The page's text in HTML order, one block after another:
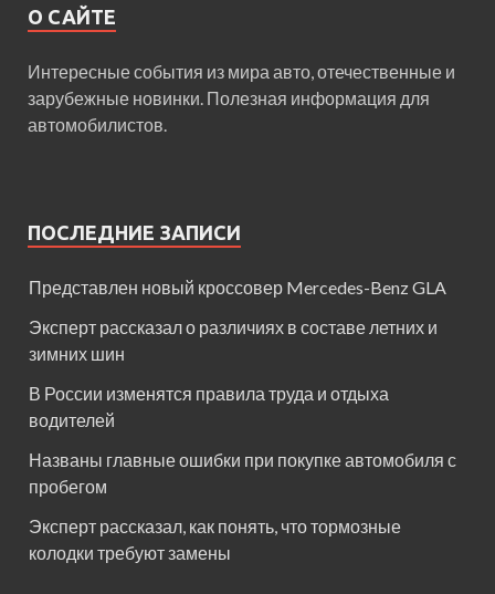
О САЙТЕ
Интересные события из мира авто, отечественные и
зарубежные новинки. Полезная информация для
автомобилистов.
ПОСЛЕДНИЕ ЗАПИСИ
Представлен новый кроссовер Mercedes-Benz GLA
Эксперт рассказал о различиях в составе летних и
зимних шин
В России изменятся правила труда и отдыха
водителей
Названы главные ошибки при покупке автомобиля с
пробегом
Эксперт рассказал, как понять, что тормозные
колодки требуют замены